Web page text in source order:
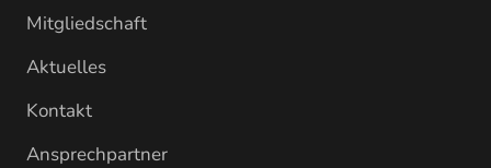
Mitgliedschaft
Aktuelles
Kontakt
Ansprechpartner